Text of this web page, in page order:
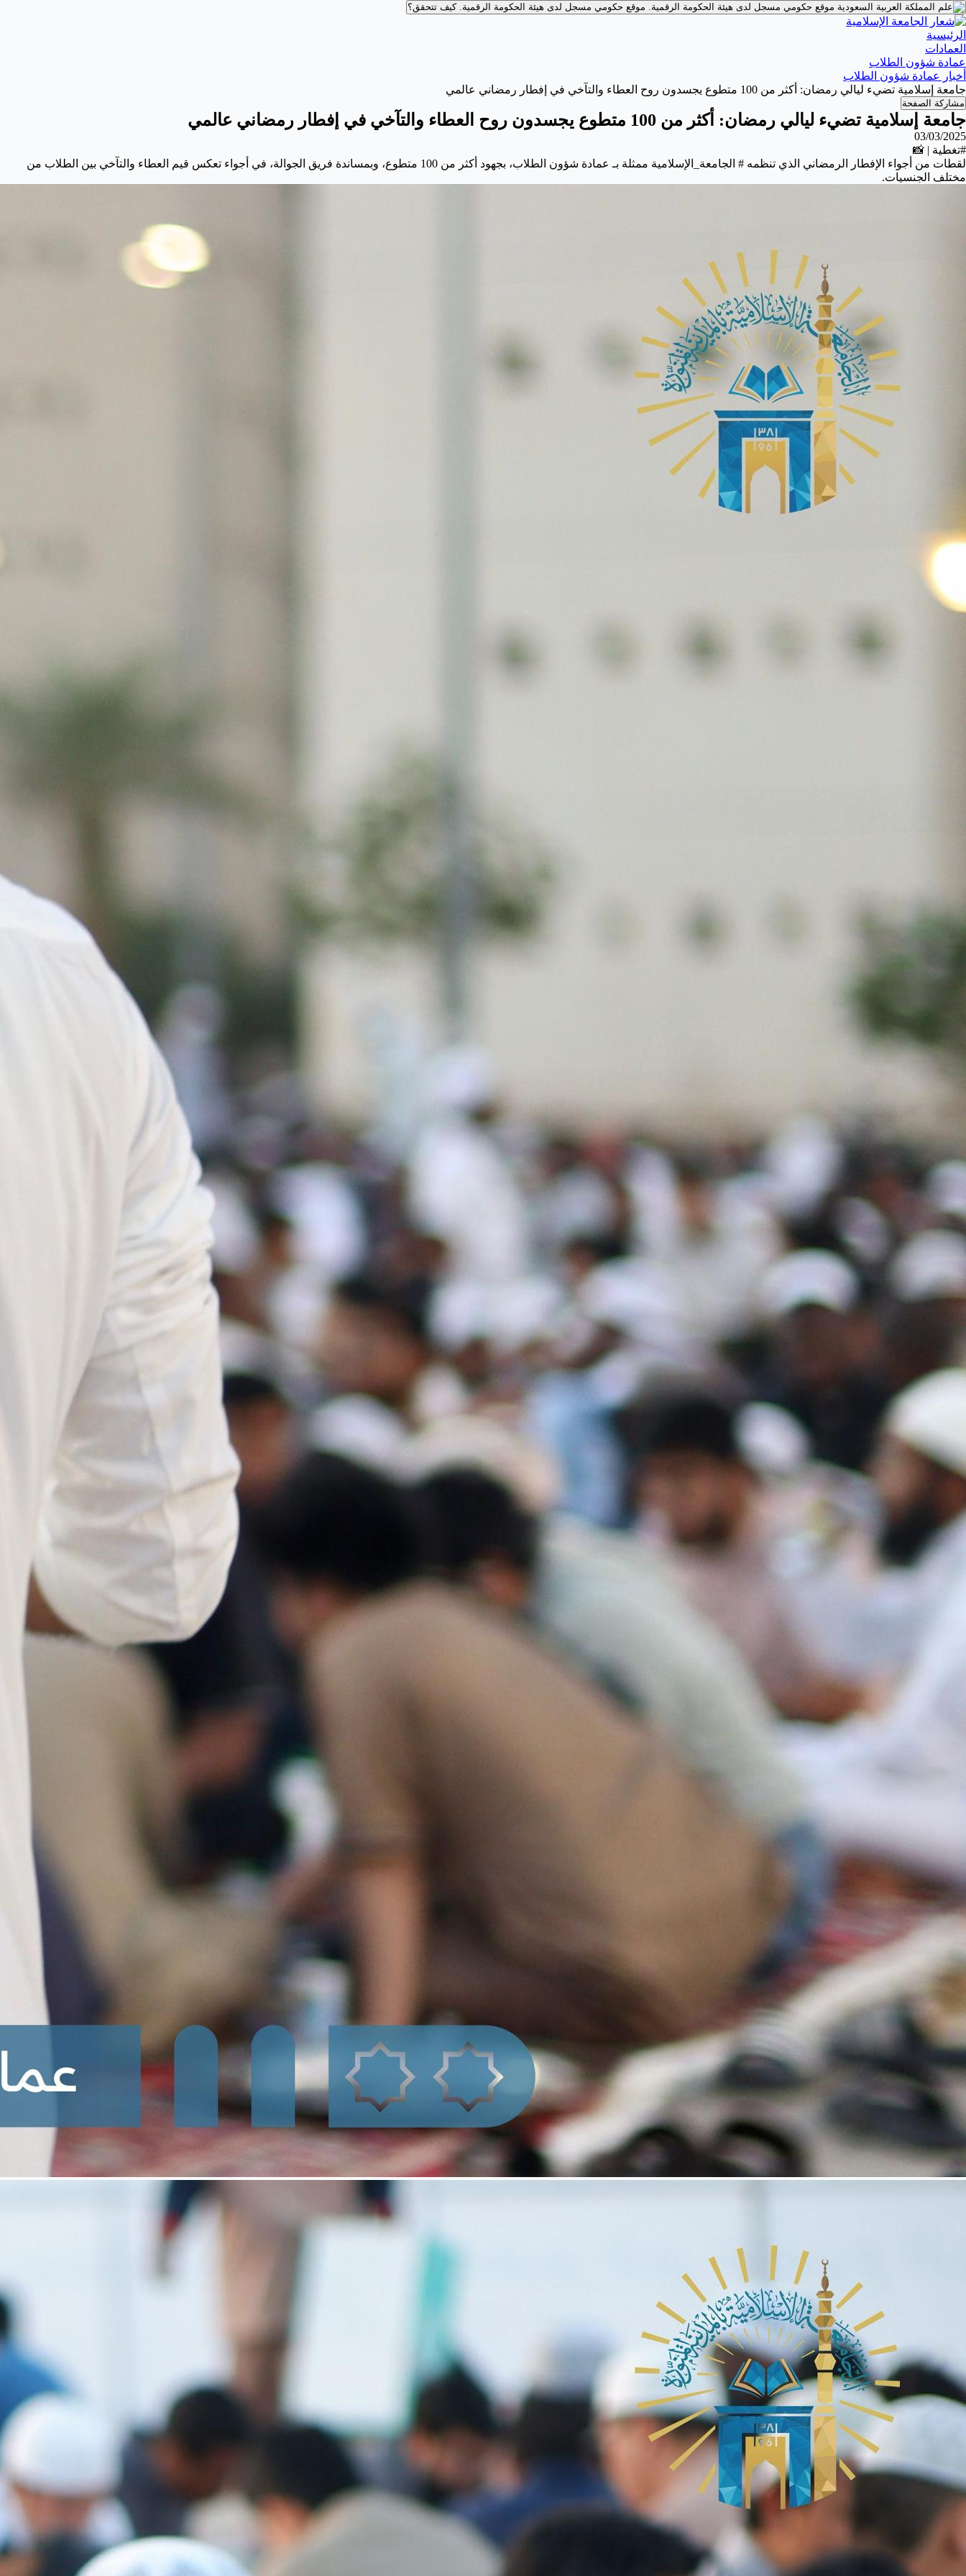
موقع حكومي مسجل لدى هيئة الحكومة الرقمية. موقع حكومي مسجل لدى هيئة الحكومة الرقمية.كيف تتحقق؟
الرئيسية
العمادات
عمادة شؤون الطلاب
أخبار عمادة شؤون الطلاب
جامعة إسلامية تضيء ليالي رمضان: أكثر من 100 متطوع يجسدون روح العطاء والتآخي في إفطار رمضاني عالمي
مشاركة الصفحة
جامعة إسلامية تضيء ليالي رمضان: أكثر من 100 متطوع يجسدون روح العطاء والتآخي في إفطار رمضاني عالمي
03/03/2025
#تغطية | 📸
لقطات من أجواء الإفطار الرمضاني الذي تنظمه # الجامعة_الإسلامية ممثلة بـ عمادة شؤون الطلاب، بجهود أكثر من 100 متطوع، وبمساندة فريق الجوالة، في أجواء تعكس قيم العطاء والتآخي بين الطلاب من
مختلف الجنسيات.